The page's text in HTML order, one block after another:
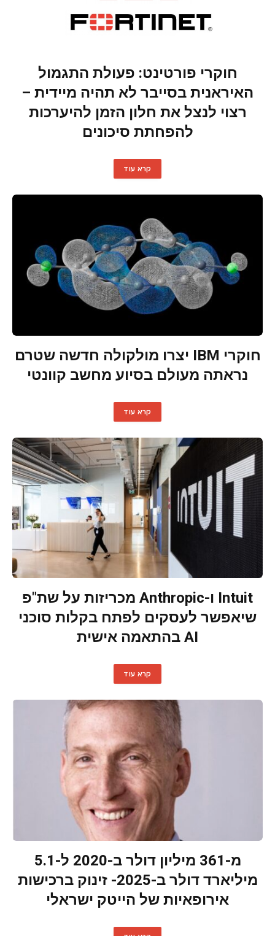
חוקרי פורטינט: פעולת התגמול
האיראנית בסייבר לא תהיה מיידית –
רצוי לנצל את חלון הזמן להיערכות
להפחתת סיכונים
קרא עוד
חוקרי IBM יצרו מולקולה חדשה שטרם
נראתה מעולם בסיוע מחשב קוונטי
קרא עוד
Intuit ו-Anthropic מכריזות על שת"פ
שיאפשר לעסקים לפתח בקלות סוכני
AI בהתאמה אישית
קרא עוד
מ-361 מיליון דולר ב-2020 ל-5.1
מיליארד דולר ב-2025- זינוק ברכישות
אירופאיות של הייטק ישראלי